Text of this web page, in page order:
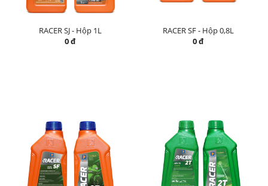
RACER SJ - Hộp 1L
0 đ
RACER SF - Hộp 0,8L
0 đ